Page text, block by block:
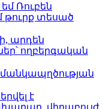
Ռուբեն
թուրք տեսած
արդեն
ողբերգական
է
վիրաբույժ